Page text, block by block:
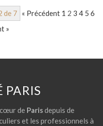
de 7 « Précédent 1 2 3 4 5 6
»
PARIS
de Parisdepuis de
et les professionnels à